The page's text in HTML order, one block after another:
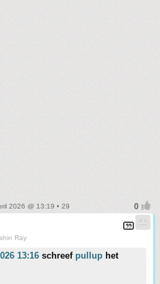
2026 @ 13:19 • 29
Ray
13:16 schreef pullup het